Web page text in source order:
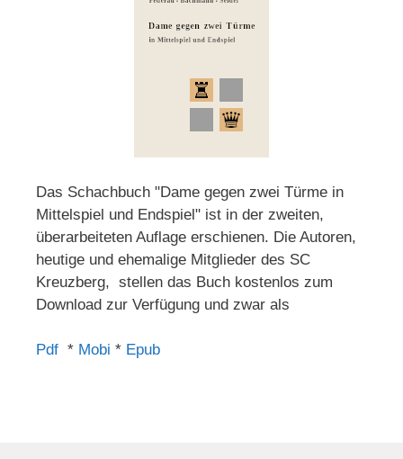
Das Schachbuch "Dame gegen zwei Türme in
Mittelspiel und Endspiel" ist in der zweiten,
überarbeiteten Auflage erschienen. Die Autoren,
heutige und ehemalige Mitglieder des SC
Kreuzberg, stellen das Buch kostenlos zum
Download zur Verfügung und zwar als
Pdf * Mobi * Epub